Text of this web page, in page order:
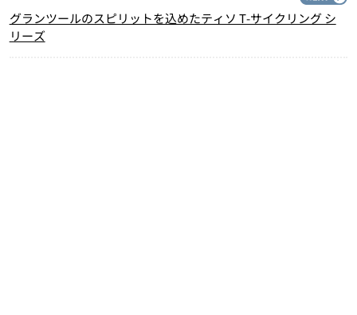
グランツールのスピリットを込めたティソ T-サイクリング シ
リーズ